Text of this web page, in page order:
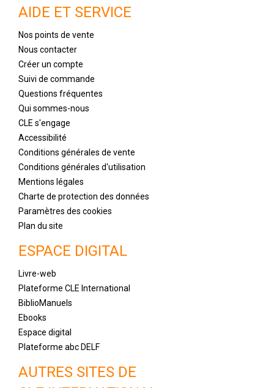
AIDE ET SERVICE
Nos points de vente
Nous contacter
Créer un compte
Suivi de commande
Questions fréquentes
Qui sommes-nous
CLE s'engage
Accessibilité
Conditions générales de vente
Conditions générales d'utilisation
Mentions légales
Charte de protection des données
Paramètres des cookies
Plan du site
ESPACE DIGITAL
Livre-web
Plateforme CLE International
BiblioManuels
Ebooks
Espace digital
Plateforme abc DELF
AUTRES SITES DE